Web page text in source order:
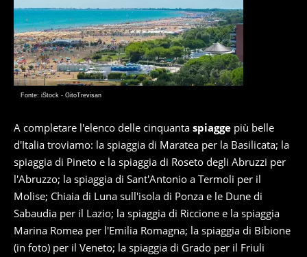
Fonte: iStock - GitoTrevisan
A completare l'elenco delle cinquanta spiagge più belle
d'Italia troviamo: la spiaggia di Maratea per la Basilicata; la
spiaggia di Pineto e la spiaggia di Roseto degli Abruzzi per
l'Abruzzo; la spiaggia di Sant'Antonio a Termoli per il
Molise; Chiaia di Luna sull'isola di Ponza e le Dune di
Sabaudia per il Lazio; la spiaggia di Riccione e la spiaggia
Marina Romea per l'Emilia Romagna; la spiaggia di Bibione
(in foto) per il Veneto; la spiaggia di Grado per il Friuli